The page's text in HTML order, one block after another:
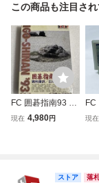
この商品も注目さ
FC 囲碁指南93 フ
ァミコン
現在 4,980円
FC
フ
現在
ストア 落